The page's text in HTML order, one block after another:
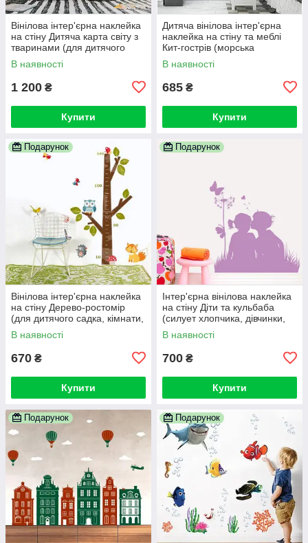
Вінілова інтер'єрна наклейка
на стіну Дитяча карта світу з
тваринами (для дитячого
садка, кімнати, школи)
В наявності
1 200 ₴
Купити
Дитяча вінілова інтер'єрна
наклейка на стіну та меблі
Кит-гострів (морська
тематика, місто, будинки,
чайки)
В наявності
685 ₴
Купити
Подарунок
Вінілова інтер'єрна наклейка
на стіну Дерево-ростомір
(для дитячого садка, кімнати,
школи)
В наявності
670 ₴
Купити
Подарунок
Інтер'єрна вінілова наклейка
на стіну Діти та кульбаба
(силует хлопчика, дівчинки,
любов, романтика)
В наявності
700 ₴
Купити
Подарунок Подарунок